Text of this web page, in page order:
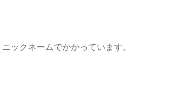
ックネームでかかっています。